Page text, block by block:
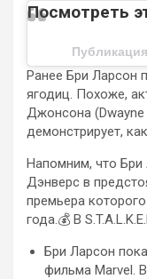
Посмотреть
Ранее Бри Ларсон
ягодиц. Похоже,
Джонсона
демонстрирует,
Напомним, что Бри
Дэнверс в
премьера
года.💰 В
Бри Ларсон
фильма Marvel.